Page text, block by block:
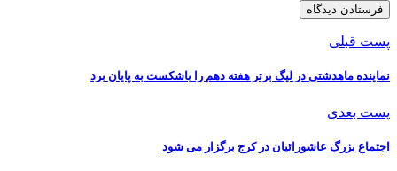
پست قبلی
نماینده ماهدشتی در لیگ برتر هفته دهم را باشکست به پایان برد
پست بعدی
اجتماع بزرگ عاشورائیان در کرج برگزار می شود